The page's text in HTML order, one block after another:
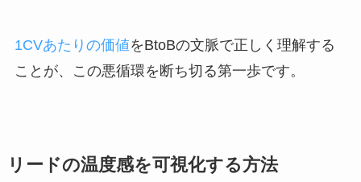
1CVあたりの価値をBtoBの文脈で正しく理解する
ことが、この悪循環を断ち切る第一歩です。
リードの温度感を可視化する方法